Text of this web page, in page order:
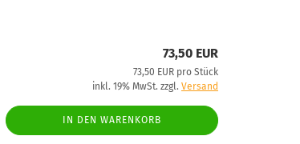
73,50 EUR
73,50 EUR pro Stück
inkl. 19% MwSt. zzgl. Versand
IN DEN WARENKORB